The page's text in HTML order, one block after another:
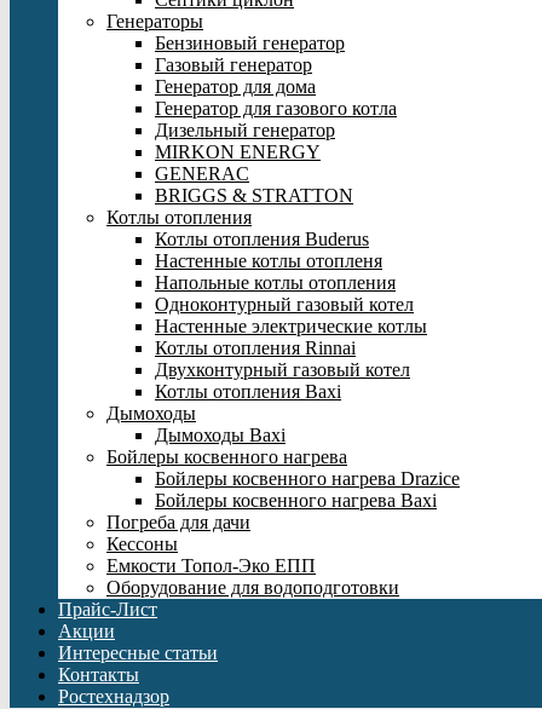
Генераторы
Бензиновый генератор
Газовый генератор
Генератор для дома
Генератор для газового котла
Дизельный генератор
MIRKON ENERGY
GENERAC
BRIGGS & STRATTON
Котлы отопления
Котлы отопления Buderus
Настенные котлы отопленя
Напольные котлы отопления
Одноконтурный газовый котел
Настенные электрические котлы
Котлы отопления Rinnai
Двухконтурный газовый котел
Котлы отопления Baxi
Дымоходы
Дымоходы Baxi
Бойлеры косвенного нагрева
Бойлеры косвенного нагрева Drazice
Бойлеры косвенного нагрева Baxi
Погреба для дачи
Кессоны
Емкости Топол-Эко ЕПП
Оборудование для водоподготовки
Прайс-Лист
Акции
Интересные статьи
Контакты
Ростехнадзор